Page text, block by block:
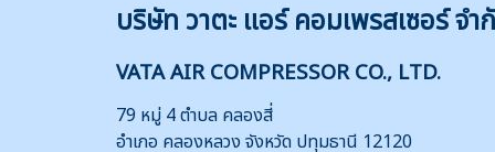
บริษัท วาตะ แอร์ คอมเพรสเซอร์ จำ
VATA AIR COMPRESSOR CO., LTD.
79 หมู่ 4 ตำบล คลองสี่
อำเภอ คลองหลวง จังหวัด ปทุมธานี 12120